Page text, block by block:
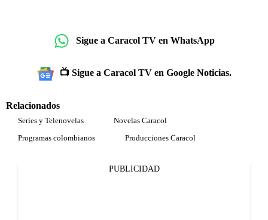
Sigue a Caracol TV en WhatsApp
📺 Sigue a Caracol TV en Google Noticias.
Relacionados
Series y Telenovelas
Novelas Caracol
Programas colombianos
Producciones Caracol
PUBLICIDAD